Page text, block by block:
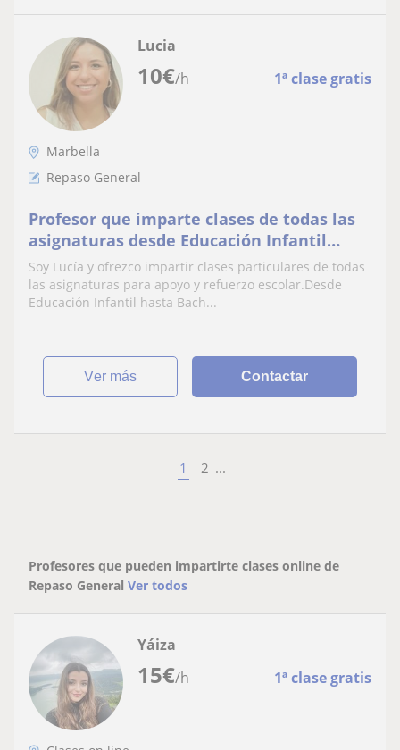
10€/h 1ª clase gratis
Lucia
Marbella
Repaso General
Profesor que imparte clases de todas las
asignaturas desde Educación Infantil
hasta Bachillerato
Soy Lucía y ofrezco impartir clases particulares de todas
las asignaturas para apoyo y refuerzo escolar.Desde
Educación Infantil hasta Bach...
ver más Contactar
1 2 ...
Profesores que pueden impartirte clases online de
Repaso General Ver todos
15€/h 1ª clase gratis
Yáiza